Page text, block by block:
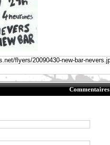
Commentaires